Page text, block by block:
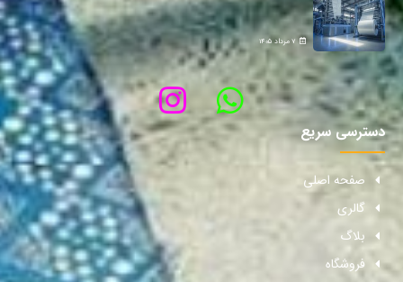
7 مرداد 1405
دسترسی سریع
صفحه اصلی
گالری
بلاگ
فروشگاه